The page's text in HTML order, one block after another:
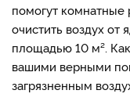
помогут комнатные
очистить воздух от
площадью 10 м².
вашими верными
загрязненным